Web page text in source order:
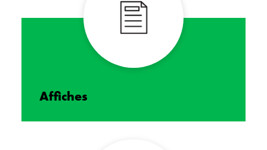
Affiches